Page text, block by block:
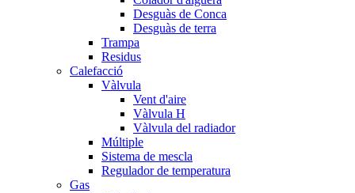
Desguàs de Conca
Desguàs de terra
Trampa
Residus
Calefacció
Vàlvula
Vent d'aire
Vàlvula H
Vàlvula del radiador
Múltiple
Sistema de mescla
Regulador de temperatura
Gas